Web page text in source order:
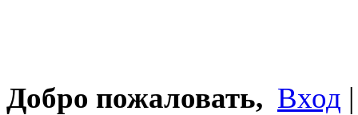
Добро пожаловать, Вход